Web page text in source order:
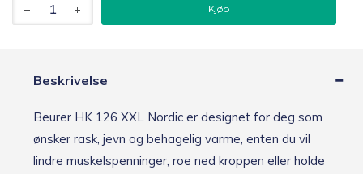
HK
126
Varmepad,
antall
Kjøp
Beskrivelse
Beurer HK 126 XXL Nordic er designet for deg som
ønsker rask, jevn og behagelig varme, enten du vil
lindre muskelspenninger, roe ned kroppen eller holde